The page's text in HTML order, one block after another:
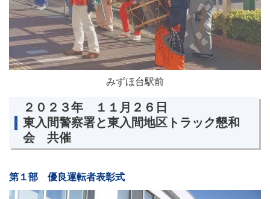
みずほ台駅前
２０２３年 １１月２６日
東入間警察署と東入間地区トラック懇和
会 共催
第１部 優良運転者表彰式